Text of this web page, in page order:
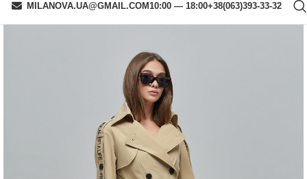
MILANOVA.UA@GMAIL.COM10:00 — 18:00+38(063)393-33-32